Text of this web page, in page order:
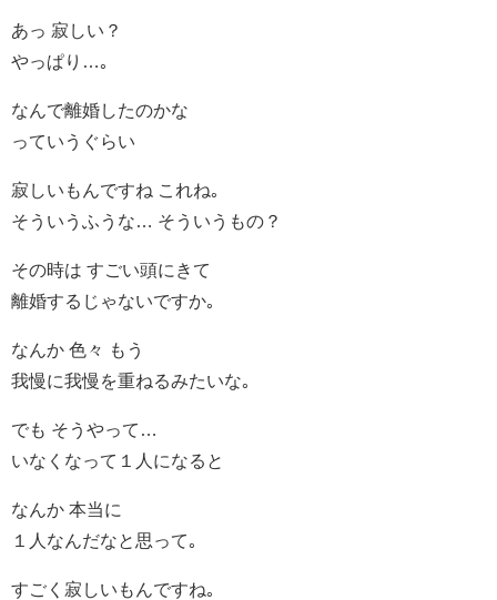
あっ 寂しい？
やっぱり…｡
なんで離婚したのかな
っていうぐらい
寂しいもんですね これね｡
そういうふうな… そういうもの？
その時は すごい頭にきて
離婚するじゃないですか｡
なんか 色々 もう
我慢に我慢を重ねるみたいな｡
でも そうやって…
いなくなって１人になると
なんか 本当に
１人なんだなと思って｡
すごく寂しいもんですね｡